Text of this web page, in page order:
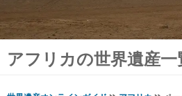
アフリカの世界遺産一